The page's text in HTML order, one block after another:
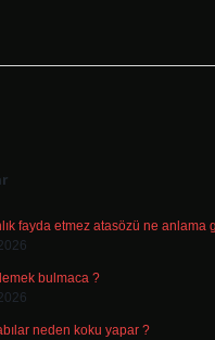
fayda etmez atasözü ne anlama
bulmaca ?
neden koku yapar ?